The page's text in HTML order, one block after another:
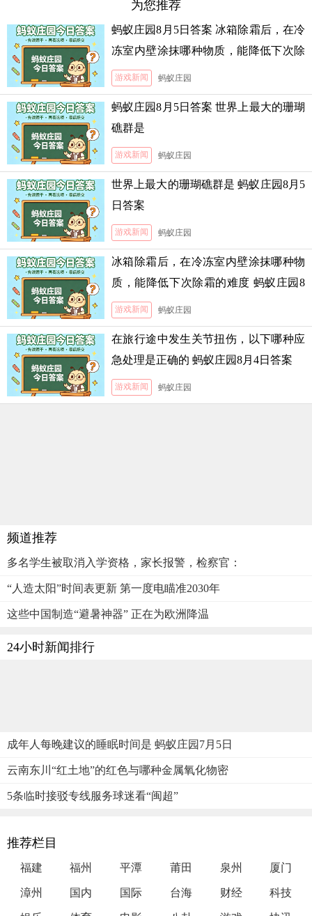
为您推荐
蚂蚁庄园8月5日答案 冰箱除霜后，在冷
冻室内壁涂抹哪种物质，能降低下次除
霜的难度
游戏新闻 蚂蚁庄园
蚂蚁庄园8月5日答案 世界上最大的珊瑚
礁群是
游戏新闻 蚂蚁庄园
世界上最大的珊瑚礁群是 蚂蚁庄园8月5
日答案
游戏新闻 蚂蚁庄园
冰箱除霜后，在冷冻室内壁涂抹哪种物
质，能降低下次除霜的难度 蚂蚁庄园8
月5日答案
游戏新闻 蚂蚁庄园
在旅行途中发生关节扭伤，以下哪种应
急处理是正确的 蚂蚁庄园8月4日答案
游戏新闻 蚂蚁庄园
频道推荐
多名学生被取消入学资格，家长报警，检察官：
“人造太阳”时间表更新 第一度电瞄准2030年
这些中国制造“避暑神器” 正在为欧洲降温
24小时新闻排行
成年人每晚建议的睡眠时间是 蚂蚁庄园7月5日
云南东川“红土地”的红色与哪种金属氧化物密
5条临时接驳专线服务球迷看“闽超”
推荐栏目
福建 福州 平潭 莆田 泉州 厦门
漳州 国内 国际 台海 财经 科技